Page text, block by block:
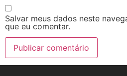
Salvar meus dados neste
que eu comentar.